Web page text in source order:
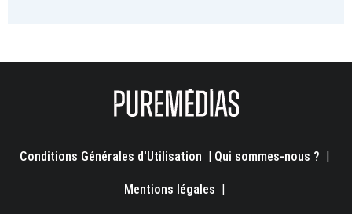
Conditions Générales d'Utilisation Qui sommes-nous ?
Mentions légales